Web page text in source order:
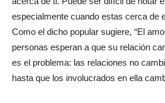
especialmente cuando estas cerca de
Como el dicho popular sugiere, “El
personas esperan a que su relación
es el problema: las relaciones no
hasta que los involucrados en ella